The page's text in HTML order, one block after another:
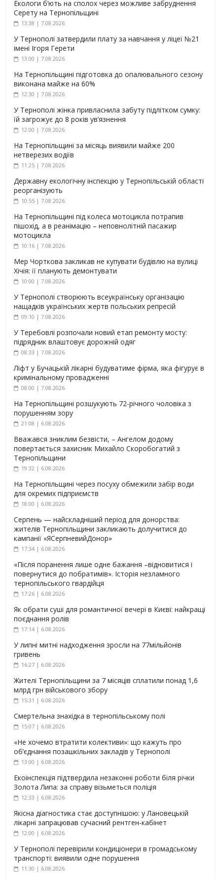
Екологи б’ють на сполох через можливе забруднення
Серету на Тернопільщині
13:38 | 7.08.2026
У Тернополі затвердили плату за навчання у ліцеї №21
імені Ігоря Герети
13:00 | 7.08.2026
На Тернопільщині підготовка до опалювального сезону
виконана майже на 60%
12:30 | 7.08.2026
У Тернополі жінка привласнила забуту підлітком сумку:
їй загрожує до 8 років ув’язнення
12:00 | 7.08.2026
На Тернопільщині за місяць виявили майже 200
нетверезих водіїв
11:25 | 7.08.2026
Державну екологічну інспекцію у Тернопільській області
реорганізують
10:55 | 7.08.2026
На Тернопільщині під колеса мотоцикла потрапив
пішохід, а в реанімацію – неповнолітній пасажир
мотоцикла
10:16 | 7.08.2026
Мер Чорткова закликав не купувати будівлю на вулиці
Хічія: її планують демонтувати
10:00 | 7.08.2026
У Тернополі створюють всеукраїнську організацію
нащадків українських жертв польських репресій
09:10 | 7.08.2026
У Теребовлі розпочали новий етап ремонту мосту:
підрядник влаштовує дорожній одяг
08:33 | 7.08.2026
Ліфт у Бучацькій лікарні будуватиме фірма, яка фігурує в
кримінальному провадженні
08:00 | 7.08.2026
На Тернопільщині розшукують 72-річного чоловіка з
порушенням зору
21:08 | 6.08.2026
Вважався зниклим безвісти, – Ангелом додому
повертається захисник Михайло Скоробогатий з
Тернопільщини
19:32 | 6.08.2026
На Тернопільщині через посуху обмежили забір води
для окремих підприємств
18:00 | 6.08.2026
Серпень — найскладніший період для донорства:
жителів Тернопільщини закликають долучитися до
кампанії «ЯСерпневийДонор»
17:34 | 6.08.2026
«Після поранення лише одне бажання –відновитися і
повернутися до побратимів». Історія незламного
тернопільського гвардійця
17:26 | 6.08.2026
Як обрати суші для романтичної вечері в Києві: найкращі
поєднання ролів
17:14 | 6.08.2026
У липні митні надходження зросли на 77мільйонів
гривень
16:27 | 6.08.2026
Жителі Тернопільщини за 7 місяців сплатили понад 1,6
млрд грн військового збору
15:31 | 6.08.2026
Смертельна знахідка в тернопільському полі
15:07 | 6.08.2026
«Не хочемо втратити колективи»: що кажуть про
об’єднання позашкільних закладів у Тернополі
13:00 | 6.08.2026
Екоінспекція підтвердила незаконні роботи біля річки
Золота Липа: за справу візьметься поліція
12:33 | 6.08.2026
Якісна діагностика стає доступнішою: у Лановецькій
лікарні запрацював сучасний рентген-кабінет
12:00 | 6.08.2026
У Тернополі перевірили кондиціонери в громадському
транспорті: виявили одне порушення
11:30 | 6.08.2026